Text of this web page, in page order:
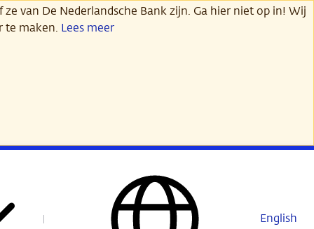
van De Nederlandsche Bank zijn. Ga hier niet op in! Wij
te maken. Lees meer
English